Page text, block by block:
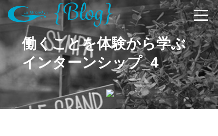
働くことを体験から学ぶ
インターンシップ_4